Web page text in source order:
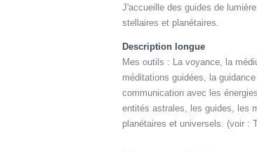
J'accueille des guides de
stellaires et planétaires.
Description longue
Mes outils : La voyance, la
méditations guidées, la
communication avec les
entités astrales, les guides, les
planétaires et universels. (voir :